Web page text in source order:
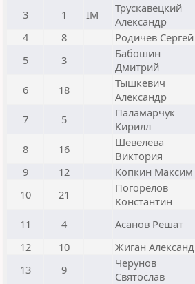
3
1 IM
Трускавецкий
Александр
4
8 Родичев Сергей
5
3
Бабошин
Дмитрий
6 18
Тышкевич
Александр
7 5
Паламарчук
Кирилл
8 16
Шевелева
Виктория
9
12 Копкин Максим
10
21
Погорелов
Константин
11 4 Асанов Решат
12
10 Жиган
13
9
Черунов
Святослав